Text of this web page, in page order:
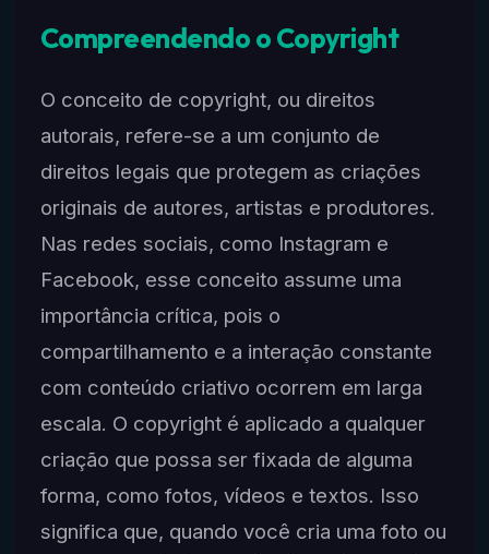
Compreendendo o Copyright
O conceito de copyright, ou direitos
autorais, refere-se a um conjunto de
direitos legais que protegem as criações
originais de autores, artistas e produtores.
Nas redes sociais, como Instagram e
Facebook, esse conceito assume uma
importância crítica, pois o
compartilhamento e a interação constante
com conteúdo criativo ocorrem em larga
escala. O copyright é aplicado a qualquer
criação que possa ser fixada de alguma
forma, como fotos, vídeos e textos. Isso
significa que, quando você cria uma foto ou